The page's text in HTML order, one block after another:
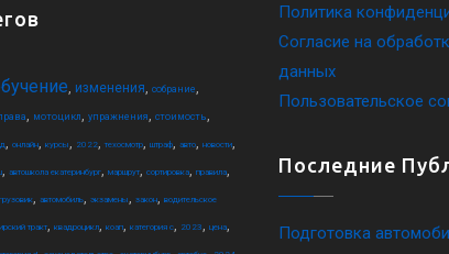
изменения собрание
мотоцикл упражнения стоимость
онлайн курсы 2022 техосмотр штраф авто новости
автошкола екатеринбург маршрут сортировка правила
грузовик автомобиль экзамены закон водительское
тракт квадроцикл коап категория c 2023 цена
Политика
Согласие на
данных
Пользовательское
Последние
Подготовка